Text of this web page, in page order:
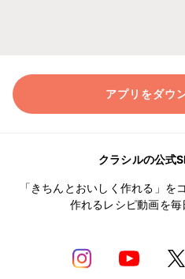
アプリをダウ
クラシルの公式
「きちんとおいしく作れる」を
作れるレシピ動画を毎